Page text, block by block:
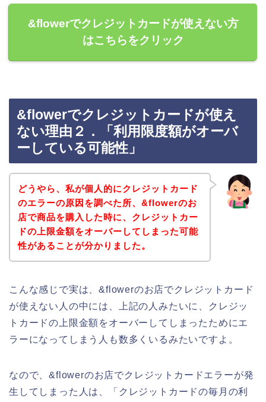
&flowerでクレジットカードが使えない方
はこちらをクリック
&flowerでクレジットカードが使え
ない理由２．「利用限度額がオーバ
ーしている可能性」
どうやら、私が個人的にクレジットカード
のエラーの原因を調べた所、&flowerのお
店で商品を購入した時に、クレジットカー
ドの上限金額をオーバーしてしまった可能
性があることが分かりました。
こんな感じで実は、&flowerのお店でクレジットカード
が使えない人の中には、上記の人みたいに、クレジッ
トカードの上限金額をオーバーしてしまったためにエ
ラーになってしまう人も数多くいるみたいですよ。
なので、&flowerのお店でクレジットカードエラーが発
生してしまった人は、「クレジットカードの毎月の利